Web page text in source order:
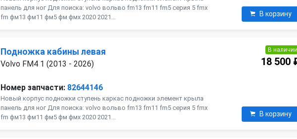
панель для ног Для поиска: volvo вольво fm13 fm11 fm5 серия 5 fmx
fm фм13 фм11 фм5 фм фмх 2020 2021...
В корзину
Подножка кабины левая
Volvo FM4 1 (2013 - 2026)
Номер запчасти: 82644146
Новый корпус подножки ступень каркас подножки элемент крыла
панель для ног Для поиска: volvo вольво fm13 fm11 fm5 серия 5 fmx
fm фм13 фм11 фм5 фм фмх 2020 2021...
В наличии
18 500
В корзину